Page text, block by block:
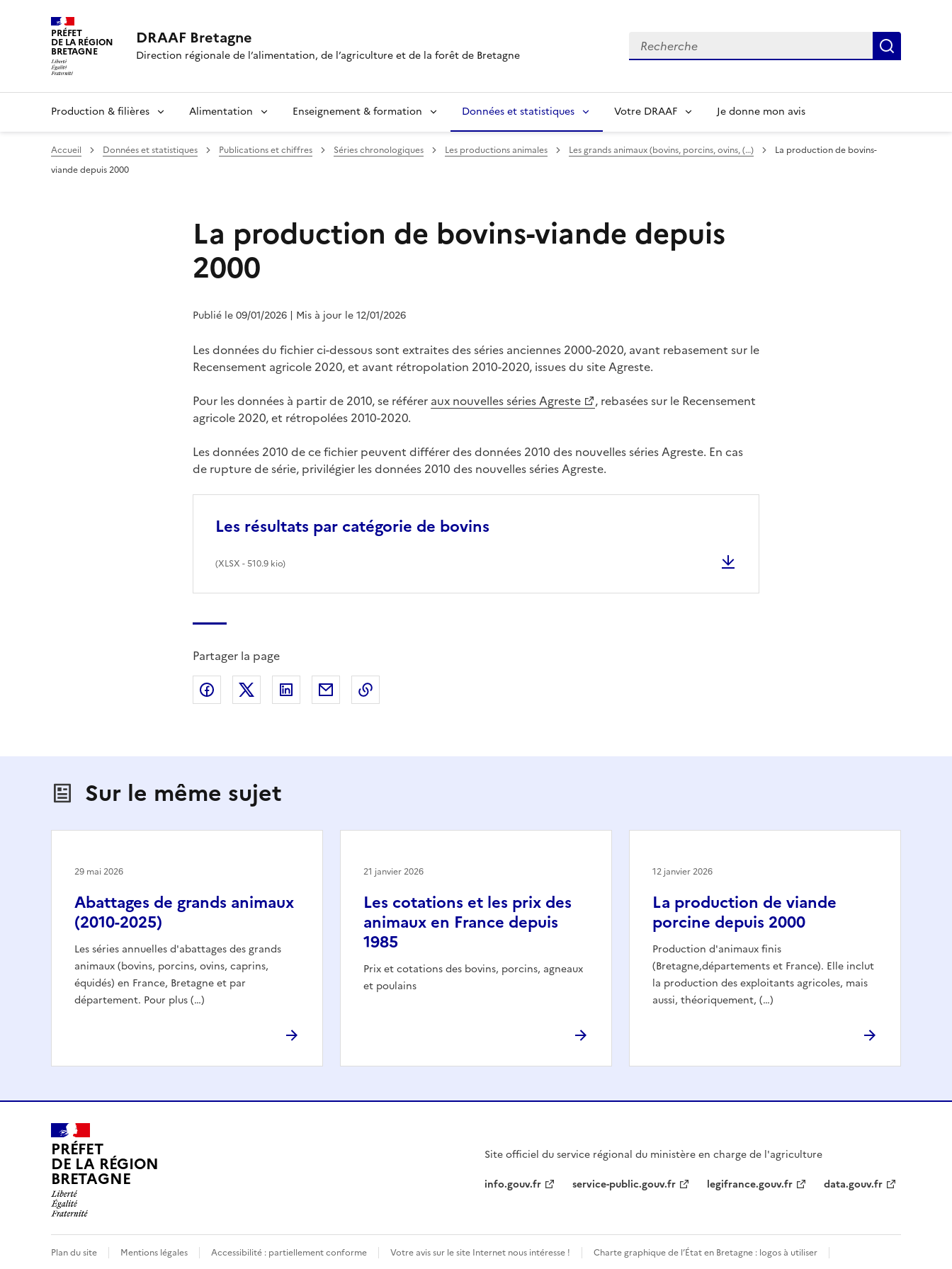
PRÉFET
DE LA RÉGION
BRETAGNE
DRAAF Bretagne
Direction régionale de l’alimentation, de l’agriculture et de la forêt de Bretagne
Recherche
Production & filières Alimentation Enseignement & formation Données et statistiques Votre DRAAF Je donne mon avis
Accueil Données et statistiques Publications et chiffres Séries chronologiques Les productions animales Les grands animaux (bovins, porcins, ovins, (…)
La production de bovins-
viande depuis 2000
La production de bovins-viande depuis
2000
Publié le 09/01/2026 | Mis à jour le 12/01/2026
Les données du fichier ci-dessous sont extraites des séries anciennes 2000-2020, avant rebasement sur le
Recensement agricole 2020, et avant rétropolation 2010-2020, issues du site Agreste.
Pour les données à partir de 2010, se référer aux nouvelles séries Agreste
, rebasées sur le Recensement
agricole 2020, et rétropolées 2010-2020.
Les données 2010 de ce fichier peuvent différer des données 2010 des nouvelles séries Agreste. En cas
de rupture de série, privilégier les données 2010 des nouvelles séries Agreste.
Les résultats par catégorie de bovins
(XLSX - 510.9 kio)
Partager la page
Partager sur Facebook
Partager sur X (anciennement Twitter)
Partager sur LinkedIn
Partager par email
Sur le même sujet
Abattages de grands animaux
(2010-2025)
Les séries annuelles d'abattages des grands
animaux (bovins, porcins, ovins, caprins,
équidés) en France, Bretagne et par
département. Pour plus (…)
29 mai 2026
Les cotations et les prix des
animaux en France depuis
1985
Prix et cotations des bovins, porcins, agneaux
et poulains
21 janvier 2026
La production de viande
porcine depuis 2000
Production d'animaux finis
(Bretagne,départements et France). Elle inclut
la production des exploitants agricoles, mais
aussi, théoriquement, (…)
12 janvier 2026
PRÉFET
DE LA RÉGION
BRETAGNE
Site officiel du service régional du ministère en charge de l'agriculture
info.gouv.fr
service-public.gouv.fr legifrance.gouv.fr data.gouv.fr
Plan du site Mentions légales Accessibilité : partiellement conforme Votre avis sur le site Internet nous intéresse ! Charte graphique de l’État en Bretagne : logos à utiliser